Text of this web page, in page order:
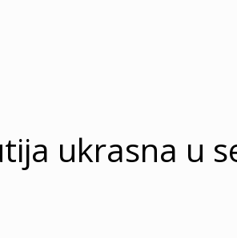
ukrasna u